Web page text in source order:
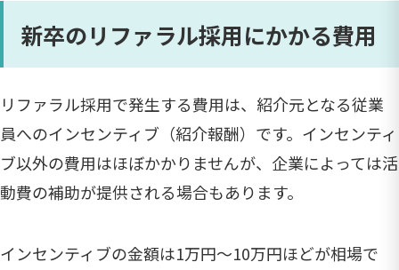
新卒のリファラル採用にかかる費用
リファラル採用で発生する費用は、紹介元となる従業
員へのインセンティブ（紹介報酬）です。インセンティ
ブ以外の費用はほぼかかりませんが、企業によっては活
動費の補助が提供される場合もあります。
インセンティブの金額は1万円～10万円ほどが相場で